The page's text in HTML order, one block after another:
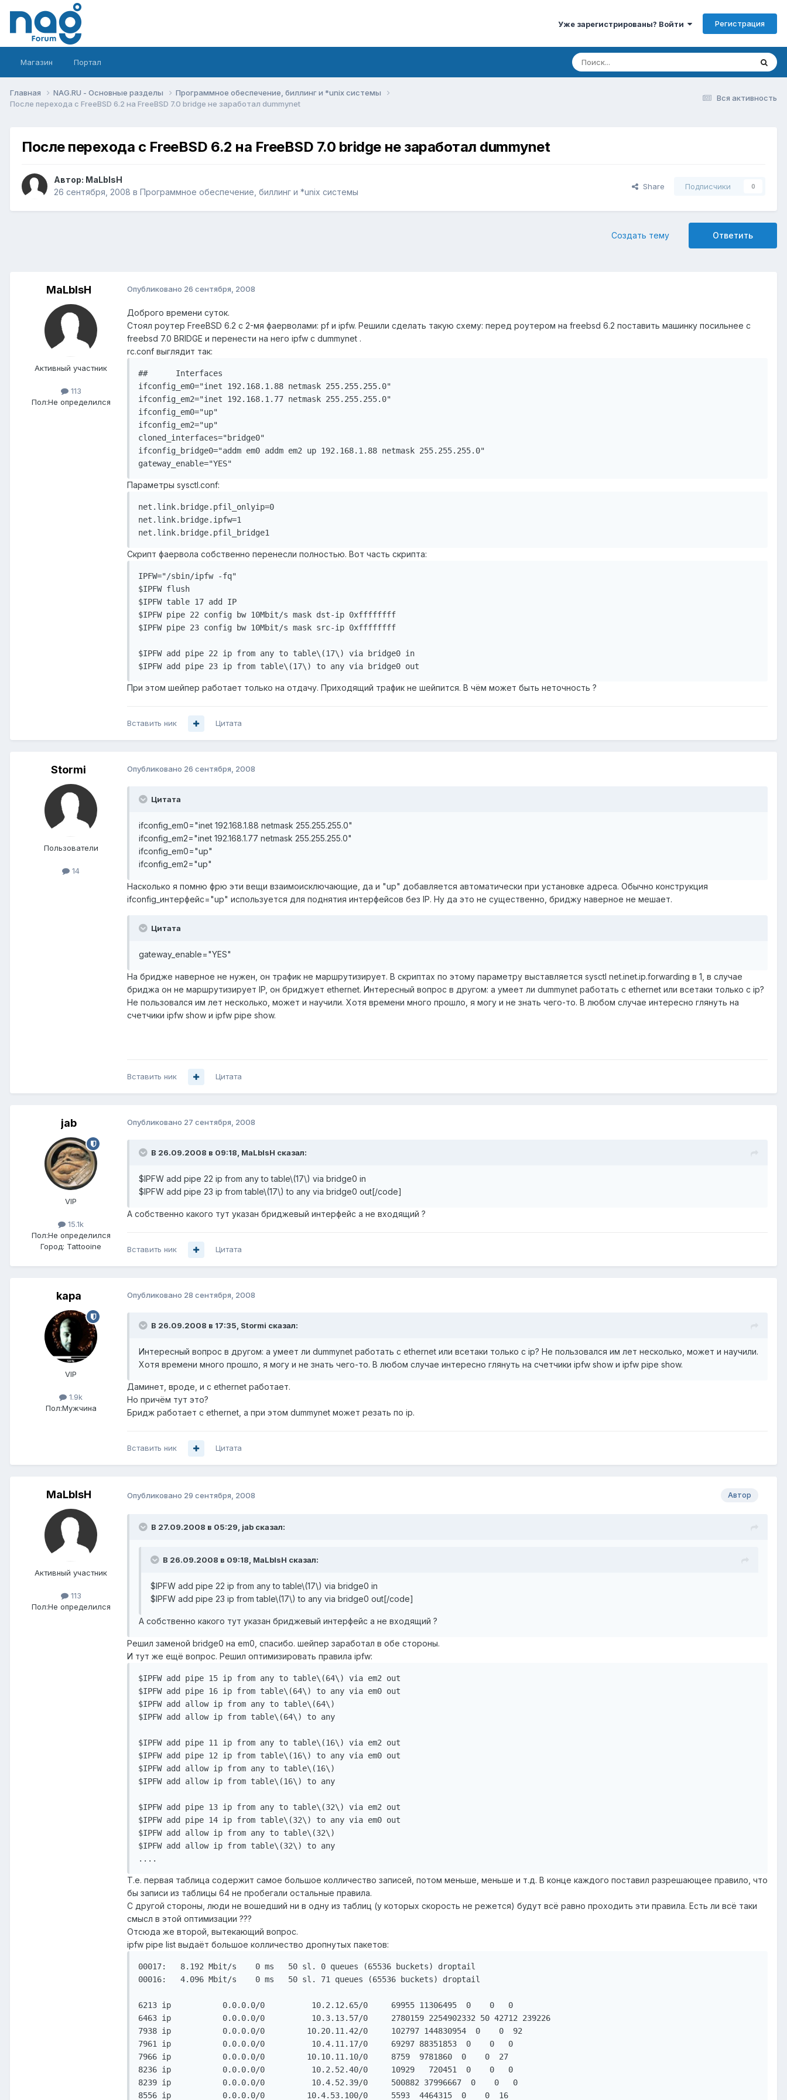
Уже зарегистрированы? Войти Регистрация
Магазин Портал
Вся активность
Главная NAG.RU - Основные разделы
Программное обеспечение, биллинг и *unix системы
После перехода с FreeBSD 6.2 на FreeBSD 7.0 bridge не заработал dummynet
После перехода с FreeBSD 6.2 на FreeBSD 7.0 bridge не заработал dummynet
Автор: MaLblsH
26 сентября, 2008 в Программное обеспечение, биллинг и *unix системы
Share Подписчики 0
Ответить
Создать тему
MaLblsH
Активный участник
113
Пол:Не определился
Опубликовано 26 сентября, 2008
Доброго времени суток.
Стоял роутер FreeBSD 6.2 с 2-мя фаерволами: pf и ipfw. Решили сделать такую схему: перед роутером на freebsd 6.2 поставить машинку посильнее с
freebsd 7.0 BRIDGE и перенести на него ipfw с dummynet .
rc.conf выглядит так:
##      Interfaces
ifconfig_em0="inet 192.168.1.88 netmask 255.255.255.0"
ifconfig_em2="inet 192.168.1.77 netmask 255.255.255.0"
ifconfig_em0="up"
ifconfig_em2="up"
cloned_interfaces="bridge0"
ifconfig_bridge0="addm em0 addm em2 up 192.168.1.88 netmask 255.255.255.0"
gateway_enable="YES"
Параметры sysctl.conf:
net.link.bridge.pfil_onlyip=0
net.link.bridge.ipfw=1
net.link.bridge.pfil_bridge1
Скрипт фаервола собственно перенесли полностью. Вот часть скрипта:
IPFW="/sbin/ipfw -fq"
$IPFW flush
$IPFW table 17 add IP
$IPFW pipe 22 config bw 10Mbit/s mask dst-ip 0xffffffff
$IPFW pipe 23 config bw 10Mbit/s mask src-ip 0xffffffff
$IPFW add pipe 22 ip from any to table\(17\) via bridge0 in
$IPFW add pipe 23 ip from table\(17\) to any via bridge0 out
При этом шейпер работает только на отдачу. Приходящий трафик не шейпится. В чём может быть неточность ?
Вставить ник Цитата
Stormi
Пользователи
14
Опубликовано 26 сентября, 2008
Цитата
ifconfig_em0="inet 192.168.1.88 netmask 255.255.255.0"
ifconfig_em2="inet 192.168.1.77 netmask 255.255.255.0"
ifconfig_em0="up"
ifconfig_em2="up"
Насколько я помню фрю эти вещи взаимоисключающие, да и "up" добавляется автоматически при установке адреса. Обычно конструкция
ifconfig_интерфейс="up" используется для поднятия интерфейсов без IP. Ну да это не существенно, бриджу наверное не мешает.
Цитата
gateway_enable="YES"
На бридже наверное не нужен, он трафик не маршрутизирует. В скриптах по этому параметру выставляется sysctl net.inet.ip.forwarding в 1, в случае
бриджа он не маршрутизирует IP, он бриджует ethernet. Интересный вопрос в другом: а умеет ли dummynet работать с ethernet или всетаки только с ip?
Не пользовался им лет несколько, может и научили. Хотя времени много прошло, я могу и не знать чего-то. В любом случае интересно глянуть на
счетчики ipfw show и ipfw pipe show.
Вставить ник Цитата
jab
VIP
15.1k
Пол:Не определился
Город: Tattooine
Опубликовано 27 сентября, 2008
В 26.09.2008 в 09:18, MaLblsH сказал:
$IPFW add pipe 22 ip from any to table\(17\) via bridge0 in
$IPFW add pipe 23 ip from table\(17\) to any via bridge0 out[/code]
А собственно какого тут указан бриджевый интерфейс а не входящий ?
Вставить ник Цитата
kapa
VIP
1.9k
Пол:Мужчина
Опубликовано 28 сентября, 2008
В 26.09.2008 в 17:35, Stormi сказал:
Интересный вопрос в другом: а умеет ли dummynet работать с ethernet или всетаки только с ip? Не пользовался им лет несколько, может и научили.
Хотя времени много прошло, я могу и не знать чего-то. В любом случае интересно глянуть на счетчики ipfw show и ipfw pipe show.
Даминет, вроде, и с ethernet работает.
Но причём тут это?
Бридж работает с ethernet, а при этом dummynet может резать по ip.
Вставить ник Цитата
MaLblsH
Активный участник
113
Пол:Не определился
Автор
Опубликовано 29 сентября, 2008
В 27.09.2008 в 05:29, jab сказал:
В 26.09.2008 в 09:18, MaLblsH сказал:
$IPFW add pipe 22 ip from any to table\(17\) via bridge0 in
$IPFW add pipe 23 ip from table\(17\) to any via bridge0 out[/code]
А собственно какого тут указан бриджевый интерфейс а не входящий ?
Решил заменой bridge0 на em0, спасибо. шейпер заработал в обе стороны.
И тут же ещё вопрос. Решил оптимизировать правила ipfw:
$IPFW add pipe 15 ip from any to table\(64\) via em2 out
$IPFW add pipe 16 ip from table\(64\) to any via em0 out
$IPFW add allow ip from any to table\(64\)
$IPFW add allow ip from table\(64\) to any
$IPFW add pipe 11 ip from any to table\(16\) via em2 out
$IPFW add pipe 12 ip from table\(16\) to any via em0 out
$IPFW add allow ip from any to table\(16\)
$IPFW add allow ip from table\(16\) to any
$IPFW add pipe 13 ip from any to table\(32\) via em2 out
$IPFW add pipe 14 ip from table\(32\) to any via em0 out
$IPFW add allow ip from any to table\(32\)
$IPFW add allow ip from table\(32\) to any
....
Т.е. первая таблица содержит самое большое колличество записей, потом меньше, меньше и т.д. В конце каждого поставил разрешающее правило, что
бы записи из таблицы 64 не пробегали остальные правила.
С другой стороны, люди не вошедший ни в одну из таблиц (у которых скорость не режется) будут всё равно проходить эти правила. Есть ли всё таки
смысл в этой оптимизации ???
Отсюда же второй, вытекающий вопрос.
ipfw pipe list выдаёт большое колличество дропнутых пакетов:
00017:   8.192 Mbit/s    0 ms   50 sl. 0 queues (65536 buckets) droptail
00016:   4.096 Mbit/s    0 ms   50 sl. 71 queues (65536 buckets) droptail
6213 ip           0.0.0.0/0          10.2.12.65/0     69955 11306495  0    0   0
6463 ip           0.0.0.0/0          10.3.13.57/0     2780159 2254902332 50 42712 239226
7938 ip           0.0.0.0/0         10.20.11.42/0     102797 144830954  0    0  92
7961 ip           0.0.0.0/0          10.4.11.17/0     69297 88351853  0    0   0
7966 ip           0.0.0.0/0         10.10.11.10/0     8759  9781860  0    0  27
8236 ip           0.0.0.0/0          10.2.52.40/0     10929   720451  0    0   0
8239 ip           0.0.0.0/0          10.4.52.39/0     500882 37996667  0    0   0
8556 ip           0.0.0.0/0         10.4.53.100/0     5593  4464315  0    0  16